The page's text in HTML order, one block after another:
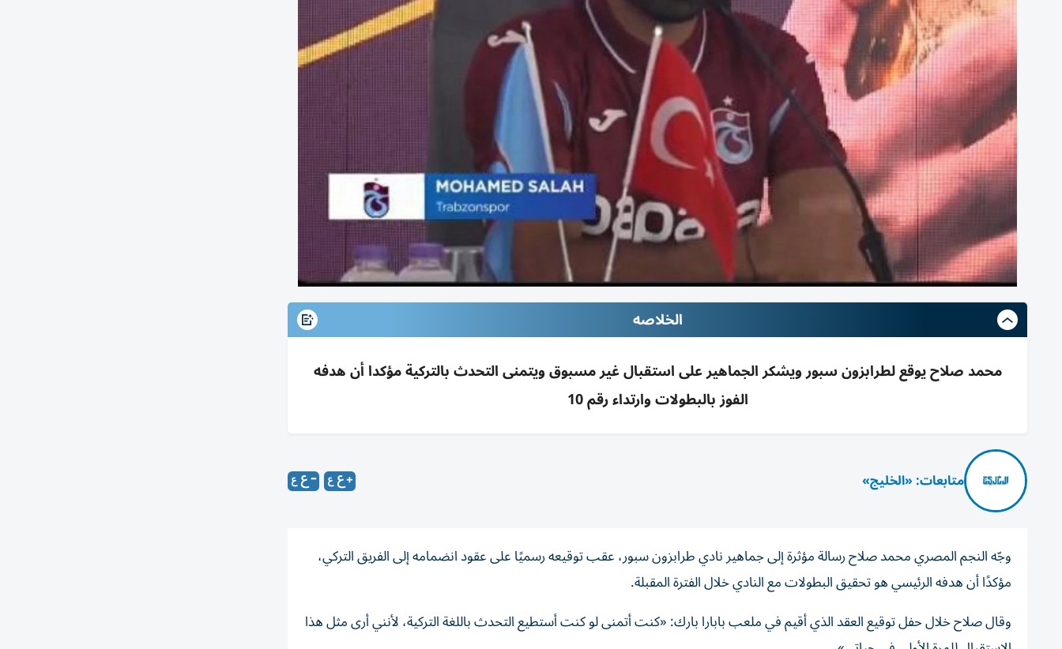
الخلاصه
محمد صلاح يوقع لطرابزون سبور ويشكر الجماهير على استقبال غير مسبوق ويتمنى التحدث بالتركية مؤكدا أن هدفه
الفوز بالبطولات وارتداء رقم 10
متابعات: «الخليج»
وجّه النجم المصري محمد صلاح رسالة مؤثرة إلى جماهير نادي طرابزون سبور، عقب توقيعه رسميًا على عقود انضمامه إلى الفريق التركي،
مؤكدًا أن هدفه الرئيسي هو تحقيق البطولات مع النادي خلال الفترة المقبلة.
وقال صلاح خلال حفل توقيع العقد الذي أقيم في ملعب بابارا بارك: «كنت أتمنى لو كنت أستطيع التحدث باللغة التركية، لأنني أرى مثل هذا